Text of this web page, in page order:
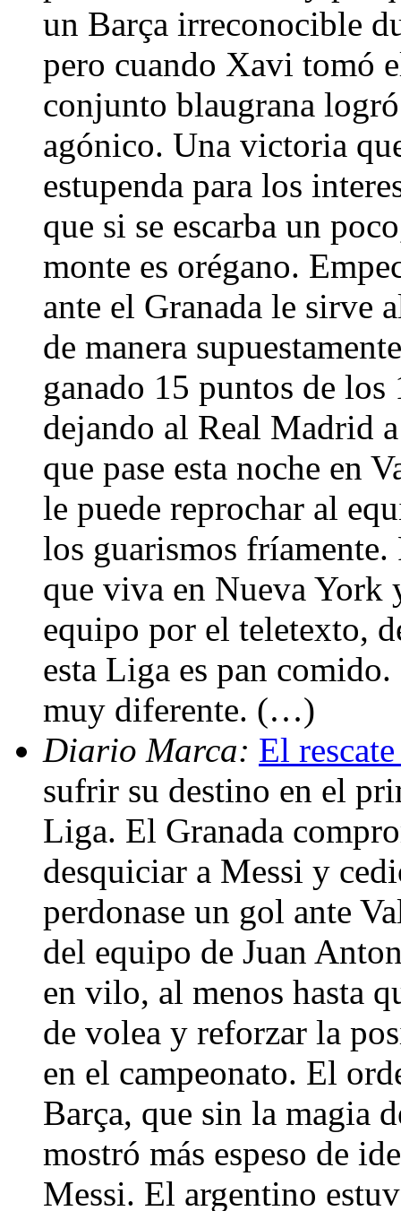
un Barça irreconocible
pero cuando Xavi tomó
conjunto blaugrana
agónico. Una victoria
estupenda para los
que si se escarba un
monte es orégano.
ante el Granada le sirve
de manera
ganado 15 puntos de
dejando al Real Madrid
que pase esta noche en
le puede reprochar al
los guarismos
que viva en Nueva York
equipo por el teletexto,
esta Liga es pan
muy diferente. (…)
Diario Marca: El
sufrir su destino en el
Liga. El Granada
desquiciar a Messi y
perdonase un gol ante
del equipo de Juan
en vilo, al menos hasta
de volea y reforzar la
en el campeonato. El
Barça, que sin la magia
mostró más espeso de
Messi. El argentino